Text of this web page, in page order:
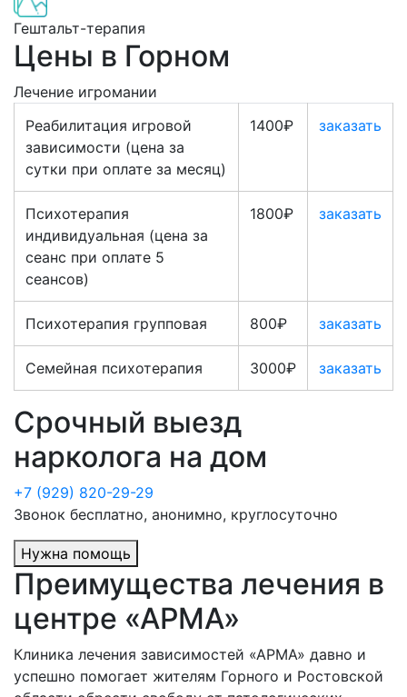
Гештальт-терапия
Цены в Горном
Лечение игромании
Реабилитация игровой
зависимости (цена за
сутки при оплате за месяц)
1400₽ заказать
Психотерапия
индивидуальная (цена за
сеанс при оплате 5
сеансов)
1800₽ заказать
Психотерапия групповая 800₽ заказать
Семейная психотерапия 3000₽ заказать
Срочный выезд
нарколога на дом
+7 (929) 820-29-29
Звонок бесплатно, анонимно, круглосуточно
Нужна помощь
Преимущества лечения в
центре «АРМА»
Клиника лечения зависимостей «АРМА» давно и
успешно помогает жителям Горного и Ростовской